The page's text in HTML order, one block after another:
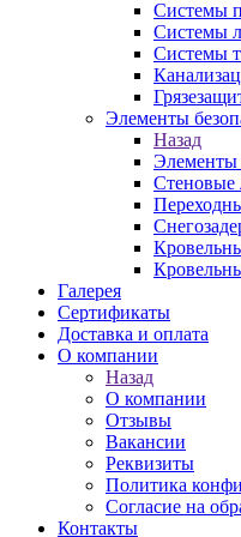
Системы
Системы
Системы
Элементы
Назад
Элементы
Стеновые
Галерея
Сертификаты
Доставка и оплата
О компании
Назад
О компании
Отзывы
Вакансии
Реквизиты
Политика
Согласие на
Контакты